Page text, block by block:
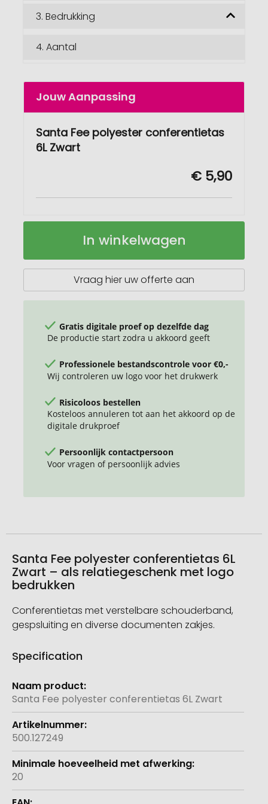
3. Bedrukking
4. Aantal
Jouw Aanpassing
Santa Fee polyester conferentietas
6L Zwart
€ 5,90
Santa
conferentietas
Op
In winkelwagen
Vraag hier uw offerte aan
Gratis digitale proef op dezelfde dag
De productie start zodra u akkoord geeft
Professionele bestandscontrole voor €0,-
Wij controleren uw logo voor het drukwerk
Risicoloos bestellen
Kosteloos annuleren tot aan het akkoord op de
digitale drukproef
Persoonlijk contactpersoon
Voor vragen of persoonlijk advies
Santa Fee polyester conferentietas 6L
Zwart – als relatiegeschenk met logo
bedrukken
Conferentietas met verstelbare schouderband,
gespsluiting en diverse documenten zakjes.
Specification
Meer
informatie
Santa Fee polyester conferentietas 6L Zwart
500.127249
20